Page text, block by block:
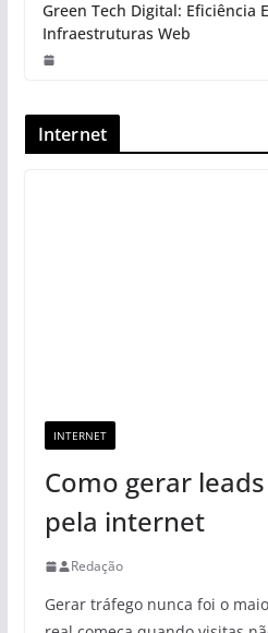
Green Tech Digital: Eficiência
Infraestruturas Web
Internet
INTERNET
Como gerar
pela internet
Redação
Gerar tráfego nunca foi o